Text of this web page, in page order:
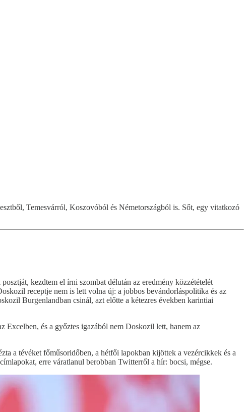
Temesvárról, Koszovóból és Németországból is. Sőt, egy vitatkozó
kezdtem el írni szombat délután az eredmény közzétételét
receptje nem is lett volna új: a jobbos bevándorláspolitika és az
Burgenlandban csinál, azt előtte a kétezres években karintiai
Excelben, és a győztes igazából nem Doskozil lett, hanem az
a tévéket főműsoridőben, a hétfői lapokban kijöttek a vezércikkek és a
erre váratlanul berobban Twitterről a hír: bocsi, mégse.